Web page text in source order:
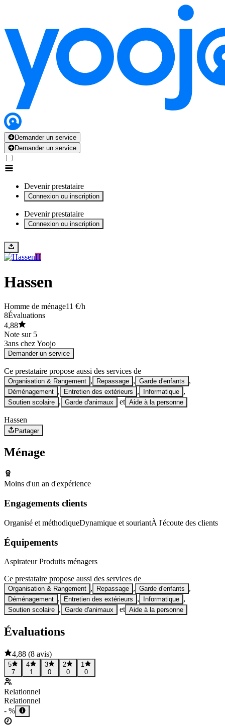
Demander un service
Demander un service
Devenir prestataire
Connexion ou inscription
Devenir prestataire
Connexion ou inscription
H
Hassen
Homme de ménage11 €/h
8Évaluations
4,88
Note sur 5
3ans chez Yoojo
Demander un service
Ce prestataire propose aussi des services de
Organisation & Rangement , Repassage , Garde d'enfants ,
Déménagement , Entretien des extérieurs , Informatique ,
Soutien scolaire , Garde d'animaux et Aide à la personne
Hassen
Partager
Ménage
Moins d'un an d'expérience
Engagements clients
Organisé et méthodiqueDynamique et souriantÀ l'écoute des clients
Équipements
AspirateurProduits ménagers
Ce prestataire propose aussi des services de
Organisation & Rangement , Repassage , Garde d'enfants ,
Déménagement , Entretien des extérieurs , Informatique ,
Soutien scolaire , Garde d'animaux et Aide à la personne
Évaluations
4,88 (8 avis)
5
7
4
1
3
0
2
0
1
0
Relationnel
Relationnel
- %